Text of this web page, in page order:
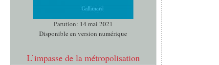
Parution: 14 mai 2021
Disponible en version numérique
L’impasse de la métropolisation